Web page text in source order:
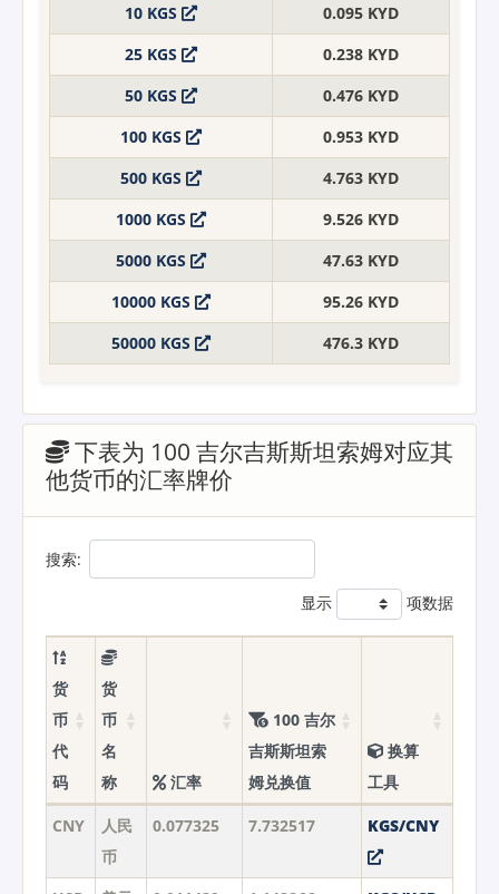
10 KGS
0.095 KYD
25 KGS
0.238 KYD
50 KGS
0.476 KYD
100 KGS
0.953 KYD
500 KGS
4.763 KYD
1000 KGS
9.526 KYD
5000 KGS
47.63 KYD
10000 KGS
95.26 KYD
50000 KGS
476.3 KYD
下表为 100 吉尔吉斯斯坦索姆对应其
他货币的汇率牌价
搜索:
显示 项数据
货
币
代
码
货
币
名
称
汇率
100 吉尔
吉斯斯坦索
姆兑换值
换算
工具
CNY
人民
币
0.077325 7.732517 KGS/CNY